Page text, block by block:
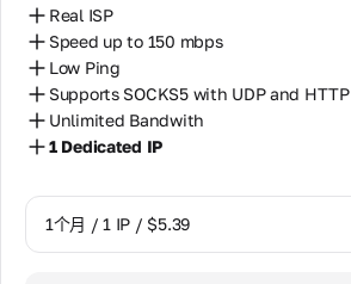
Real ISP
Speed up to 150 mbps
Low Ping
Supports SOCKS5 with UDP and HTTP
Unlimited Bandwith
1 Dedicated IP
1个月 / 1 IP / $5.39